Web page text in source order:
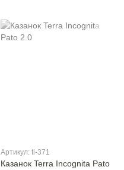
Артикул: ti-371
Казанок Terra Incognita Pato